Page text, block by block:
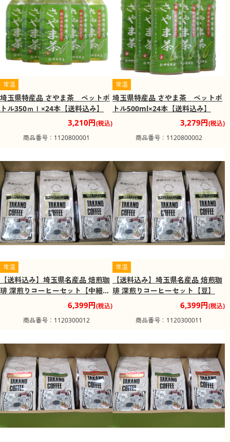
常温
埼玉県特産品 さやま茶 ペットボ
トル350ｍｌ×24本【送料込み】
3,210円(税込)
商品番号：1120800001
常温
埼玉県特産品 さやま茶 ペットボ
トル500ml×24本【送料込み】
3,279円(税込)
商品番号：1120800002
常温
【送料込み】埼玉県名産品 焙煎珈
琲 深煎りコーヒーセット【中細
6,399円(税込)
商品番号：1120300012
常温
【送料込み】埼玉県名産品 焙煎珈
琲 深煎りコーヒーセット【豆】
6,399円(税込)
商品番号：1120300011